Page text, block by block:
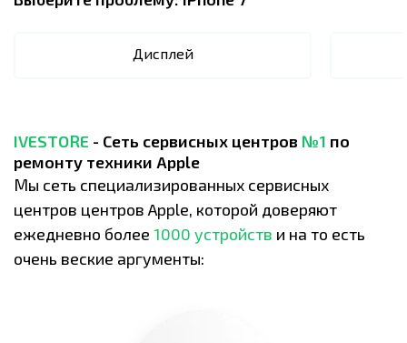
Дисплей
IVESTORE - Сеть сервисных центров №1 по
ремонту техники Apple
Мы сеть специализированных сервисных
центров центров Apple, которой доверяют
ежедневно более 1000 устройств и на то есть
очень веские аргументы: